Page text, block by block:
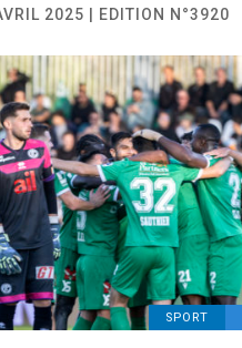
2025 | EDITION N°3920
SPORT